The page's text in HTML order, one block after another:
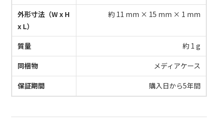
外形寸法（W x H
x L）
約 11 mm × 15 mm × 1 mm
質量 約 1 g
同梱物 メディアケース
保証期間 購入日から5年間